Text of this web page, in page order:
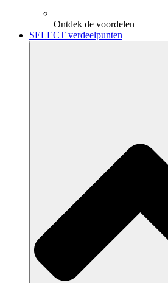
Ontdek de voordelen
SELECT verdeelpunten